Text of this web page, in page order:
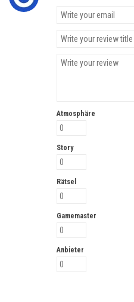
Atmosphäre
Story
Rätsel
Gamemaster
Anbieter